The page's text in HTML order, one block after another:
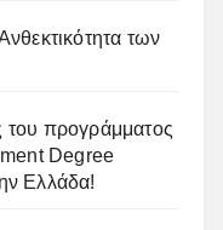
των
του προγράμματος
Degree
Ελλάδα!